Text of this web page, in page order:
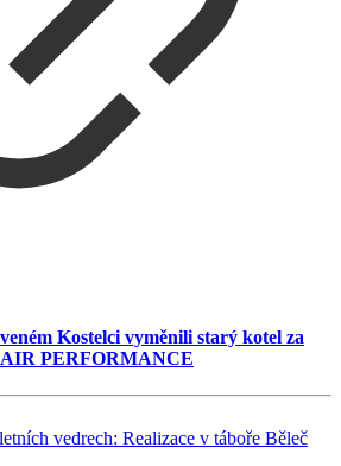
Kostelci vyměnili starý kotel za
AIR PERFORMANCE